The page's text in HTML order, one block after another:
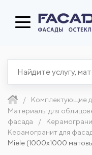
Комплектующие
Материалы для
фасада
Керамогранит для
Miele (1000x1000